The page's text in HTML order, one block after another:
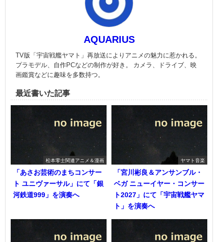
AQUARIUS
TV版「宇宙戦艦ヤマト」再放送によりアニメの魅力に惹かれる。
プラモデル、自作PCなどの制作が好き。 カメラ、ドライブ、映
画鑑賞などに趣味を多数持つ。
最近書いた記事
松本零士関連アニメ＆漫画
「あさお芸術のまちコンサー
ト ユニヴァーサル」にて「銀
河鉄道999」を演奏へ
ヤマト音楽
「宮川彬良＆アンサンブル・
ベガ ニューイヤー・コンサー
ト2027」にて「宇宙戦艦ヤマ
ト」を演奏へ